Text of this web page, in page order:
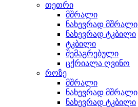
თეთრი
მშრალი
ნახევრად მშრალი
ნახევრად ტკბილი
ტკბილი
შემაგრებული
ცქრიალა ღვინო
როზე
მშრალი
ნახევრად მშრალი
ნახევრად ტკბილი